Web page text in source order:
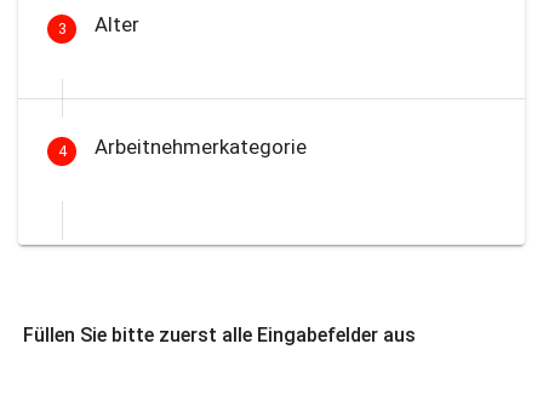
3 Alter
4 Arbeitnehmerkategorie
Füllen Sie bitte zuerst alle Eingabefelder aus